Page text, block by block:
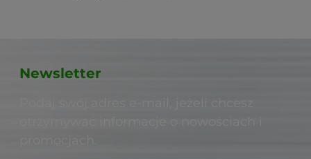
Newsletter